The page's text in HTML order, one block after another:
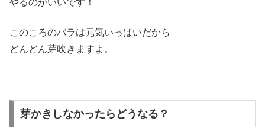
やるのがいいです！
このころのバラは元気いっぱいだから
どんどん芽吹きますよ。
芽かきしなかったらどうなる？